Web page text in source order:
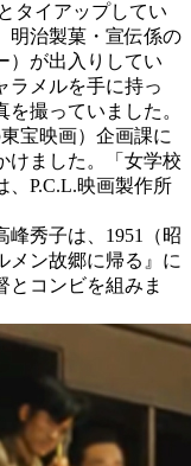
タイアップしてい
明治製菓・宣伝係の
）が出入りしてい
ラメルを手に持っ
撮っていました。
宝映画）企画課に
けました。「女学校
、P.C.L.映画製作所
秀子は、1951（昭
メン故郷に帰る』に
とコンビを組みま